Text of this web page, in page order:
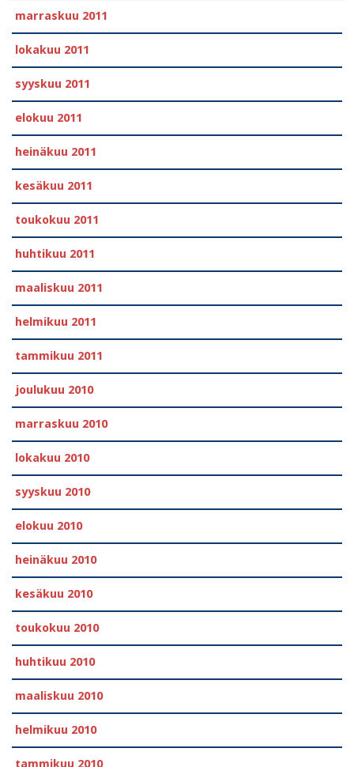
marraskuu 2011
lokakuu 2011
syyskuu 2011
elokuu 2011
heinäkuu 2011
kesäkuu 2011
toukokuu 2011
huhtikuu 2011
maaliskuu 2011
helmikuu 2011
tammikuu 2011
joulukuu 2010
marraskuu 2010
lokakuu 2010
syyskuu 2010
elokuu 2010
heinäkuu 2010
kesäkuu 2010
toukokuu 2010
huhtikuu 2010
maaliskuu 2010
helmikuu 2010
tammikuu 2010